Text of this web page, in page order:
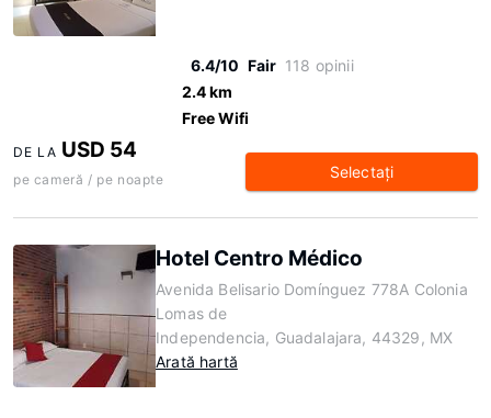
6.4/10 Fair 118 opinii
2.4 km
Free Wifi
DE LA USD 54
pe cameră / pe noapte Selectaţi
Hotel Centro Médico
Avenida Belisario Domínguez 778A Colonia
Lomas de
Independencia, Guadalajara, 44329, MX
Arată hartă